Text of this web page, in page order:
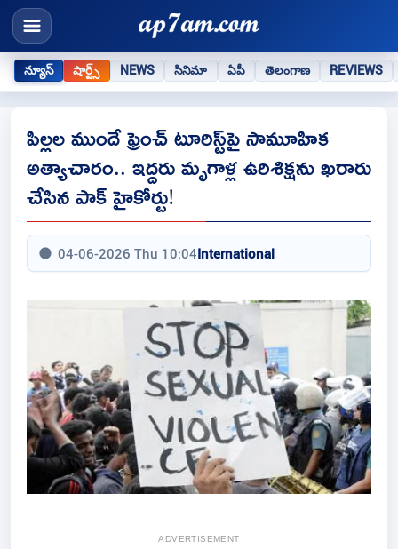
న్యూస్ షార్ట్స్ NEWS సినిమా ఏపీ తెలంగాణ REVIEWS
పిల్లల ముందే ఫ్రెంచ్ టూరిస్ట్‌పై సామూహిక
అత్యాచారం.. ఇద్దరు మృగాళ్ల ఉరిశిక్షను ఖరారు
చేసిన పాక్ హైకోర్టు!
04-06-2026 Thu 10:04International
ADVERTISEMENT